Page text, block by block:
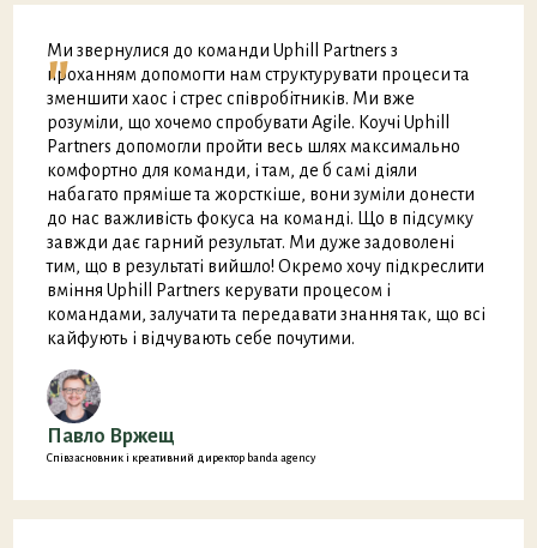
"
Ми звернулися до команди Uphill Partners з
проханням допомогти нам структурувати процеси та
зменшити хаос і стрес співробітників. Ми вже
розуміли, що хочемо спробувати Agile. Коучі Uphill
Partners допомогли пройти весь шлях максимально
комфортно для команди, і там, де б самі діяли
набагато пряміше та жорсткіше, вони зуміли донести
до нас важливість фокуса на команді. Що в підсумку
завжди дає гарний результат. Ми дуже задоволені
тим, що в результаті вийшло! Окремо хочу підкреслити
вміння Uphill Partners керувати процесом і
командами, залучати та передавати знання так, що всі
кайфують і відчувають себе почутими.
Павло Вржещ
Співзасновник і креативний директор banda agency